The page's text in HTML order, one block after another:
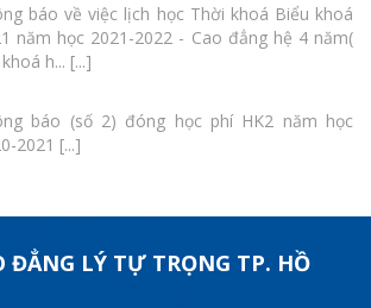
báo về việc lịch học Thời khoá Biểu khoá
năm học 2021-2022 - Cao đẳng hệ 4 năm(
h... [...]
báo (số 2) đóng học phí HK2 năm học
2021 [...]
ĐẲNG LÝ TỰ TRỌNG TP. HỒ